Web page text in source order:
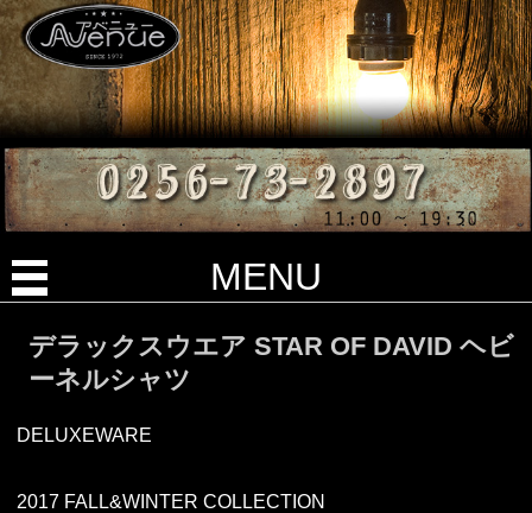
MENU
デラックスウエア STAR OF DAVID ヘビ
ーネルシャツ
DELUXEWARE
2017 FALL&WINTER COLLECTION